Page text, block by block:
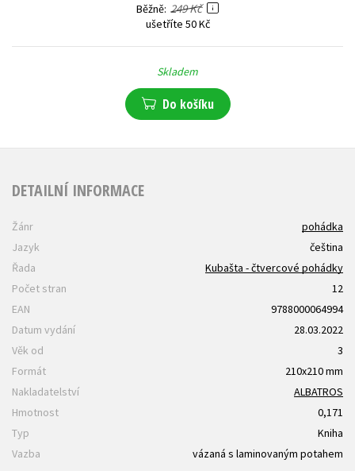
Běžně 249 Kč
ušetříte 50 Kč
Skladem
Do košíku
DETAILNÍ INFORMACE
Žánr
pohádka
Jazyk
čeština
Řada
Kubašta - čtvercové pohádky
Počet stran
12
EAN
9788000064994
Datum vydání
28.03.2022
Věk od
3
Formát
210x210 mm
Nakladatelství
ALBATROS
Hmotnost
0,171
Typ
Kniha
Vazba
vázaná s laminovaným potahem